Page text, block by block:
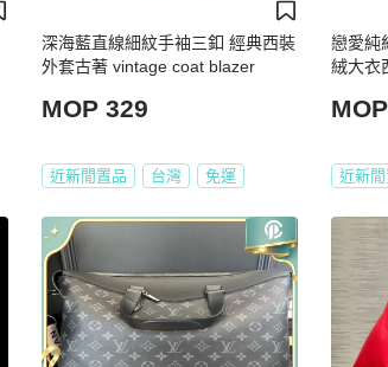
深海藍直線細紋手袖三釦 經典西裝
外套古著 vintage coat blazer
MOP 329
近新閒置品 台灣 免運
戀愛純
絨大衣
近新